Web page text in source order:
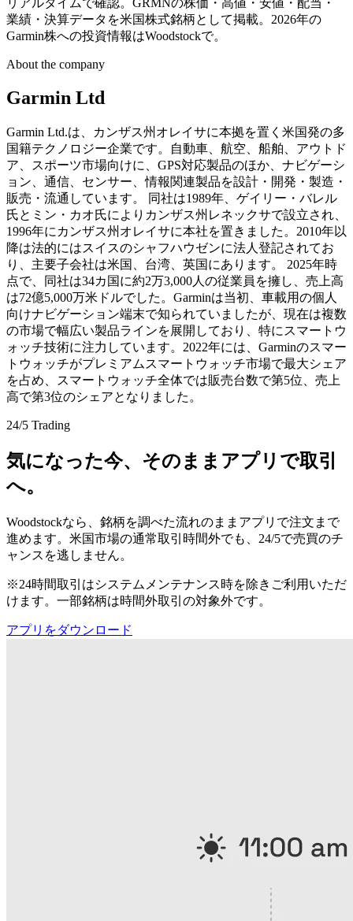
業績・決算データを米国株式銘柄として掲載。2026年の
Garmin株への投資情報はWoodstockで。
About the company
Garmin Ltd
Garmin Ltd.は、カンザス州オレイサに本拠を置く米国発の多
国籍テクノロジー企業です。自動車、航空、船舶、アウトド
ア、スポーツ市場向けに、GPS対応製品のほか、ナビゲーシ
ョン、通信、センサー、情報関連製品を設計・開発・製造・
販売・流通しています。 同社は1989年、ゲイリー・バレル
氏とミン・カオ氏によりカンザス州レネックサで設立され、
1996年にカンザス州オレイサに本社を置きました。2010年以
降は法的にはスイスのシャフハウゼンに法人登記されてお
り、主要子会社は米国、台湾、英国にあります。 2025年時
点で、同社は34カ国に約2万3,000人の従業員を擁し、売上高
は72億5,000万米ドルでした。Garminは当初、車載用の個人
向けナビゲーション端末で知られていましたが、現在は複数
の市場で幅広い製品ラインを展開しており、特にスマートウ
ォッチ技術に注力しています。2022年には、Garminのスマー
トウォッチがプレミアムスマートウォッチ市場で最大シェア
を占め、スマートウォッチ全体では販売台数で第5位、売上
高で第3位のシェアとなりました。
24/5 Trading
気になった今、そのままアプリで取引
へ。
Woodstockなら、銘柄を調べた流れのままアプリで注文まで
進めます。米国市場の通常取引時間外でも、24/5で売買のチ
ャンスを逃しません。
※24時間取引はシステムメンテナンス時を除きご利用いただ
けます。一部銘柄は時間外取引の対象外です。
アプリをダウンロード